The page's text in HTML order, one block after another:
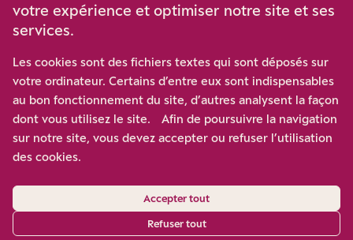
Participez à notre effort pour conforter la démocratie en
luttant contre l’ascension aux extrêmes, et la
disqualification de l’adversaire, en promouvant la
confrontation des idées et des opinions.
Nous soutenir
votre expérience et optimiser notre site et ses
services.
Les cookies sont des fichiers textes qui sont déposés sur
votre ordinateur. Certains d’entre eux sont indispensables
au bon fonctionnement du site, d’autres analysent la façon
dont vous utilisez le site. Afin de poursuivre la navigation
sur notre site, vous devez accepter ou refuser l’utilisation
des cookies.
Accepter tout
Refuser tout